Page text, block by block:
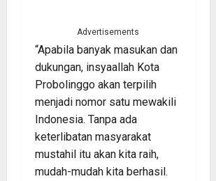
Advertisements
“Apabila banyak masukan dan
dukungan, insyaallah Kota
Probolinggo akan terpilih
menjadi nomor satu mewakili
Indonesia. Tanpa ada
keterlibatan masyarakat
mustahil itu akan kita raih,
mudah-mudah kita berhasil.